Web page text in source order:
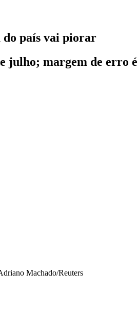
do país vai piorar
julho; margem de erro
Machado/Reuters